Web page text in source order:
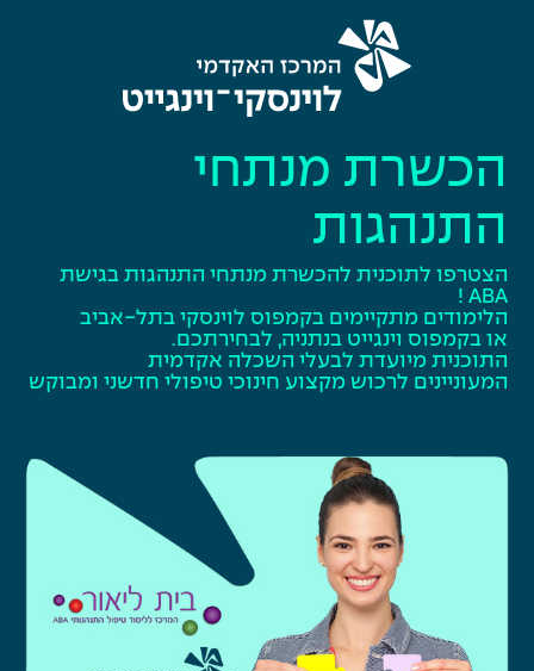
הכשרת מנתחי
התנהגות
הצטרפו לתוכנית להכשרת מנתחי התנהגות בגישת
ABA !
הלימודים מתקיימים בקמפוס לוינסקי בתל-אביב
או בקמפוס וינגייט בנתניה, לבחירתכם.
התוכנית מיועדת לבעלי השכלה אקדמית
המעוניינים לרכוש מקצוע חינוכי טיפולי חדשני ומבוקש